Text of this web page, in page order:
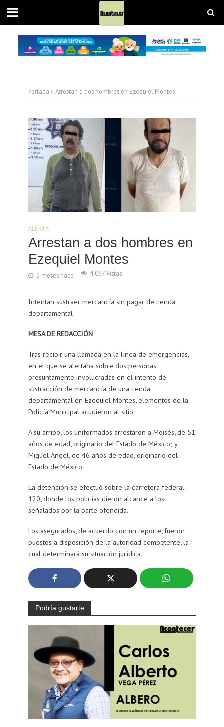
Portada »Arrestan a dos hombres en Ezequiel Montes
ALERTA
Arrestan a dos hombres en
Ezequiel Montes
3 meses hace 4.037 Vistas
Intentan sustraer mercancía sin pagar de tienda
departamental
MESA DE REDACCIÓN
Tras recibir una llamada en la línea de emergencias,
en el que se alertaba sobre dos personas
presuntamente involucradas en el intento de
sustracción de mercancía de una tienda
departamental en Ezequiel Montes, elementos de la
Policía Municipal acudieron al sitio.
A su arribo, los uniformados arrestaron a Moisés, de 51
años de edad, originario del Estado de México; y
Miguel Ángel, de 46 años de edad, originario del
Estado de México.
La detención se efectuó sobre la carretera federal
120, donde los policías dieron alcance a los
señalados por la parte ofendida.
Los asegurados, de acuerdo con un reporte, fueron
puestos a disposición de la autoridad competente, la
cual determinará su situación jurídica.
Podría gustarte